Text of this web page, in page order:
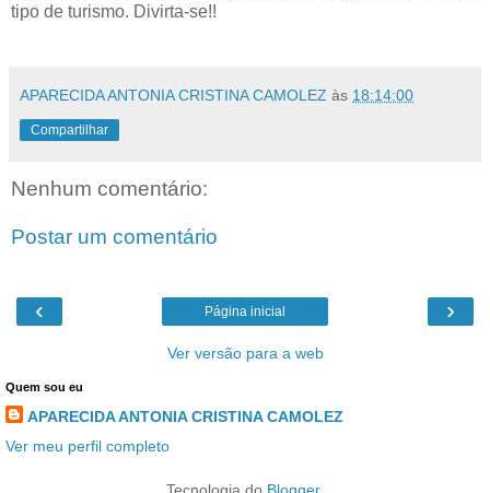
tipo de turismo. Divirta-se!!
APARECIDA ANTONIA CRISTINA CAMOLEZ às 18:14:00
Compartilhar
Nenhum comentário:
Postar um comentário
‹ ›
Página inicial
Ver versão para a web
Quem sou eu
APARECIDA ANTONIA CRISTINA CAMOLEZ
Ver meu perfil completo